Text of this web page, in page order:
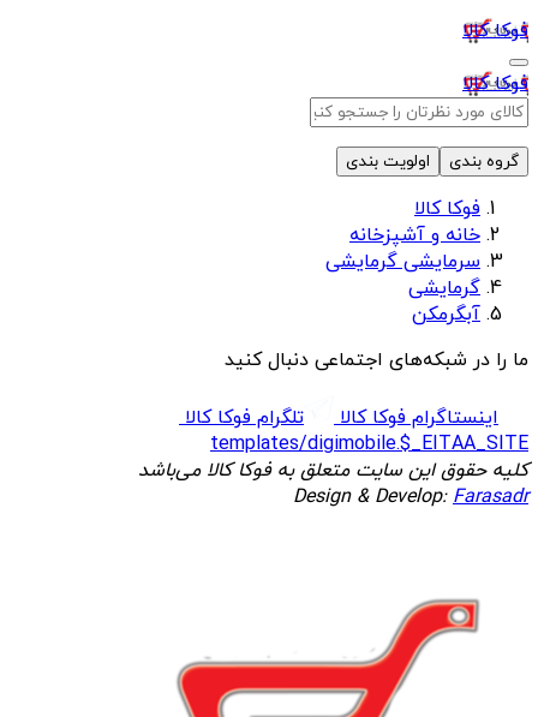
فوکا کالا
فوکا کالا
گروه بندی اولویت بندی
فوکا کالا
خانه و آشپزخانه
سرمایشی گرمایشی
گرمایشی
آبگرمکن
ما را در شبکه‌های اجتماعی دنبال کنید
اینستاگرام فوکا کالا
تلگرام فوکا کالا
templates/digimobile.$_EITAA_SITE
کلیه حقوق این سایت متعلق به فوکا کالا می‌باشد
Design & Develop:Farasadr